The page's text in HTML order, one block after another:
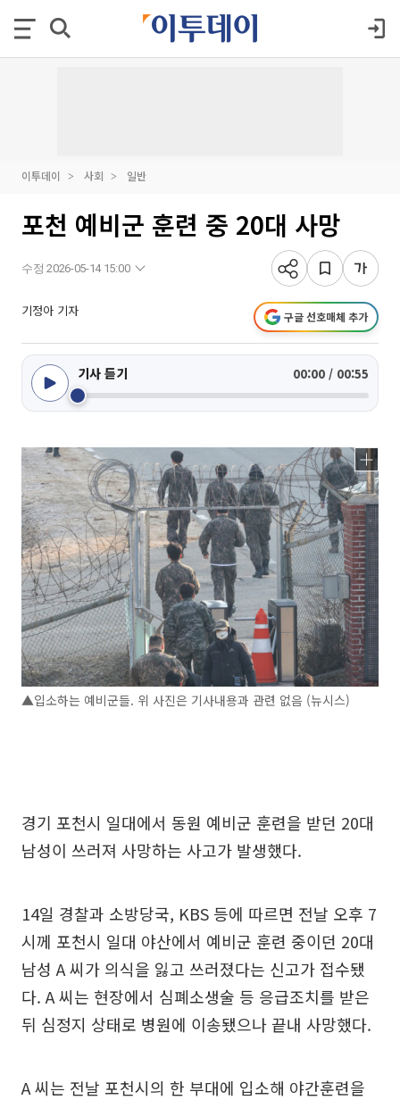
이투데이 사회 일반
포천 예비군 훈련 중 20대 사망
수정 2026-05-14 15:00
기정아 기자 구글 선호매체 추가
기사 듣기 00:00 / 00:55
▲입소하는 예비군들. 위 사진은 기사내용과 관련 없음 (뉴시스)
경기 포천시 일대에서 동원 예비군 훈련을 받던 20대
남성이 쓰러져 사망하는 사고가 발생했다.
14일 경찰과 소방당국, KBS 등에 따르면 전날 오후 7
시께 포천시 일대 야산에서 예비군 훈련 중이던 20대
남성 A 씨가 의식을 잃고 쓰러졌다는 신고가 접수됐
다. A 씨는 현장에서 심폐소생술 등 응급조치를 받은
뒤 심정지 상태로 병원에 이송됐으나 끝내 사망했다.
A 씨는 전날 포천시의 한 부대에 입소해 야간훈련을